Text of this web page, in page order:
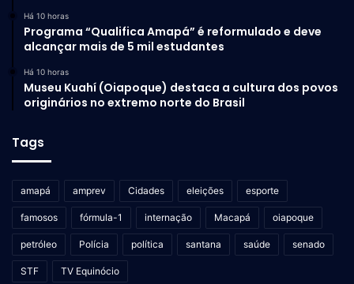
Há 10 horas
Programa “Qualifica Amapá” é reformulado e deve
alcançar mais de 5 mil estudantes
Há 10 horas
Museu Kuahí (Oiapoque) destaca a cultura dos povos
originários no extremo norte do Brasil
Tags
amapá amprev Cidades eleições esporte
famosos fórmula-1 internação Macapá oiapoque
petróleo Polícia política santana saúde senado
STF TV Equinócio